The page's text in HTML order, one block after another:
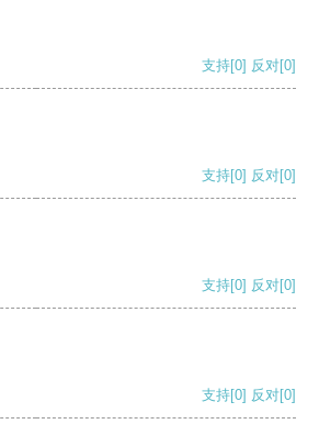
支持[0] 反对[0]
支持[0] 反对[0]
支持[0] 反对[0]
支持[0] 反对[0]